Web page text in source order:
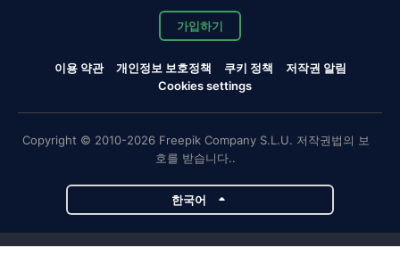
가입하기
이용 약관 개인정보 보호정책 쿠키 정책
저작권 알림
Cookies settings
Copyright © 2010-2026 Freepik Company S.L.U. 저작권법의 보
호를 받습니다..
한국어